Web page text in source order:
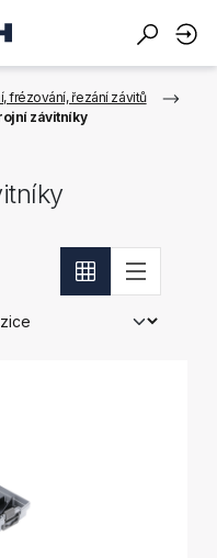
frézování, řezání závitů
závitníky